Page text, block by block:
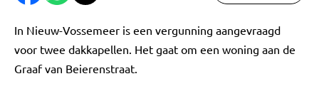
In Nieuw-Vossemeer is een vergunning aangevraagd
voor twee dakkapellen. Het gaat om een woning aan de
Graaf van Beierenstraat.